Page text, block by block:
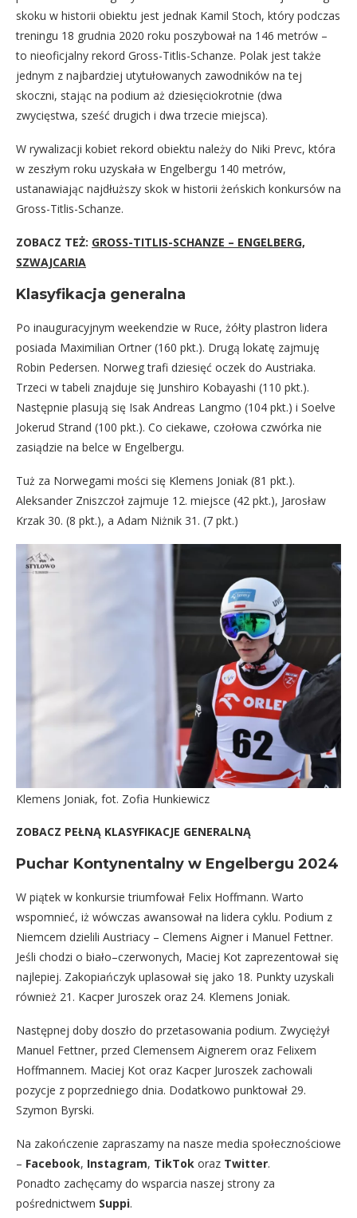
skoku w historii obiektu jest jednak Kamil Stoch, który podczas
treningu 18 grudnia 2020 roku poszybował na 146 metrów –
to nieoficjalny rekord Gross-Titlis-Schanze. Polak jest także
jednym z najbardziej utytułowanych zawodników na tej
skoczni, stając na podium aż dziesięciokrotnie (dwa
zwycięstwa, sześć drugich i dwa trzecie miejsca).
W rywalizacji kobiet rekord obiektu należy do Niki Prevc, która
w zeszłym roku uzyskała w Engelbergu 140 metrów,
ustanawiając najdłuższy skok w historii żeńskich konkursów na
Gross-Titlis-Schanze.
ZOBACZ TEŻ: GROSS-TITLIS-SCHANZE – ENGELBERG,
SZWAJCARIA
Klasyfikacja generalna
Po inauguracyjnym weekendzie w Ruce, żółty plastron lidera
posiada Maximilian Ortner (160 pkt.). Drugą lokatę zajmuję
Robin Pedersen. Norweg trafi dziesięć oczek do Austriaka.
Trzeci w tabeli znajduje się Junshiro Kobayashi (110 pkt.).
Następnie plasują się Isak Andreas Langmo (104 pkt.) i Soelve
Jokerud Strand (100 pkt.). Co ciekawe, czołowa czwórka nie
zasiądzie na belce w Engelbergu.
Tuż za Norwegami mości się Klemens Joniak (81 pkt.).
Aleksander Zniszczoł zajmuje 12. miejsce (42 pkt.), Jarosław
Krzak 30. (8 pkt.), a Adam Niżnik 31. (7 pkt.)
Klemens Joniak, fot. Zofia Hunkiewicz
ZOBACZ PEŁNĄ KLASYFIKACJE GENERALNĄ
Puchar Kontynentalny w Engelbergu 2024
W piątek w konkursie triumfował Felix Hoffmann. Warto
wspomnieć, iż wówczas awansował na lidera cyklu. Podium z
Niemcem dzielili Austriacy – Clemens Aigner i Manuel Fettner.
Jeśli chodzi o biało–czerwonych, Maciej Kot zaprezentował się
najlepiej. Zakopiańczyk uplasował się jako 18. Punkty uzyskali
również 21. Kacper Juroszek oraz 24. Klemens Joniak.
Następnej doby doszło do przetasowania podium. Zwyciężył
Manuel Fettner, przed Clemensem Aignerem oraz Felixem
Hoffmannem. Maciej Kot oraz Kacper Juroszek zachowali
pozycje z poprzedniego dnia. Dodatkowo punktował 29.
Szymon Byrski.
Na zakończenie zapraszamy na nasze media społecznościowe
– Facebook, Instagram, TikTok oraz Twitter.
Ponadto zachęcamy do wsparcia naszej strony za
pośrednictwem Suppi.